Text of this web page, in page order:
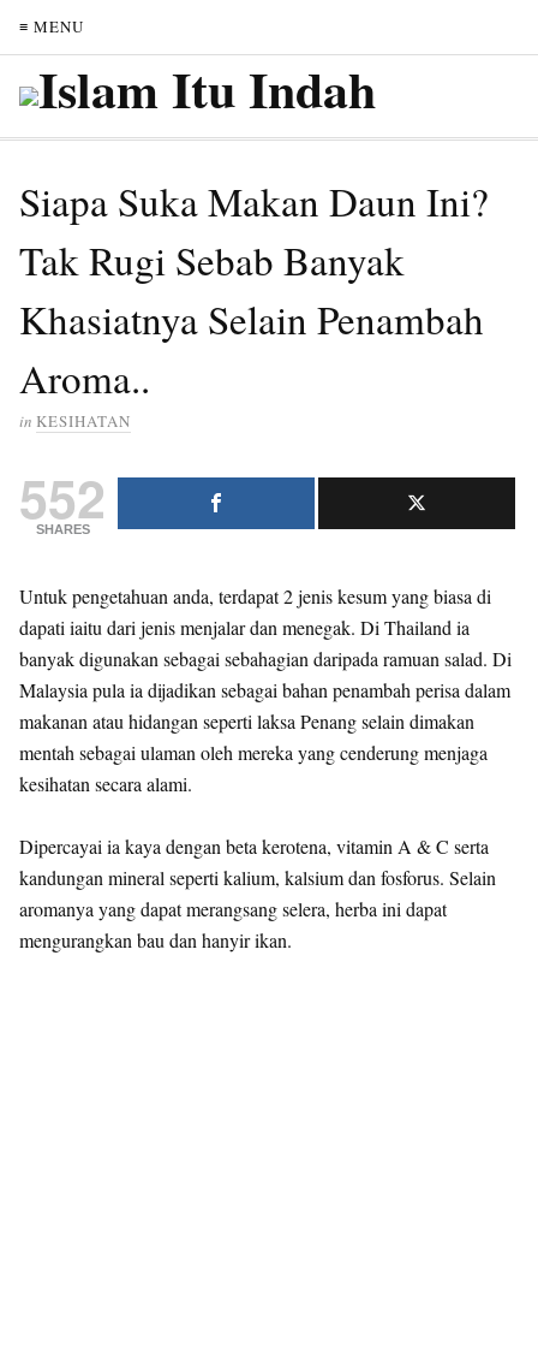
≡ MENU
Siapa Suka Makan Daun Ini?
Tak Rugi Sebab Banyak
Khasiatnya Selain Penambah
Aroma..
in KESIHATAN
552
SHARES
Untuk pengetahuan anda, terdapat 2 jenis kesum yang biasa di
dapati iaitu dari jenis menjalar dan menegak. Di Thailand ia
banyak digunakan sebagai sebahagian daripada ramuan salad. Di
Malaysia pula ia dijadikan sebagai bahan penambah perisa dalam
makanan atau hidangan seperti laksa Penang selain dimakan
mentah sebagai ulaman oleh mereka yang cenderung menjaga
kesihatan secara alami.
Dipercayai ia kaya dengan beta kerotena, vitamin A & C serta
kandungan mineral seperti kalium, kalsium dan fosforus. Selain
aromanya yang dapat merangsang selera, herba ini dapat
mengurangkan bau dan hanyir ikan.